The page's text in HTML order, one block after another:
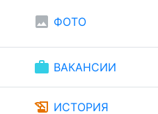
image ФОТО
work ВАКАНСИИ
history_edu ИСТОРИЯ